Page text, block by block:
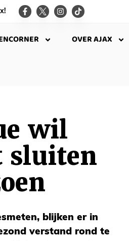
OVER AJAX
wil
sluiten
blijken er in
verstand rond te